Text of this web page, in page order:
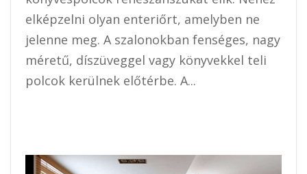
elképzelni olyan enteriőrt, amelyben ne
jelenne meg. A szalonokban fenséges, nagy
méretű, díszüveggel vagy könyvekkel teli
polcok kerülnek előtérbe. A...